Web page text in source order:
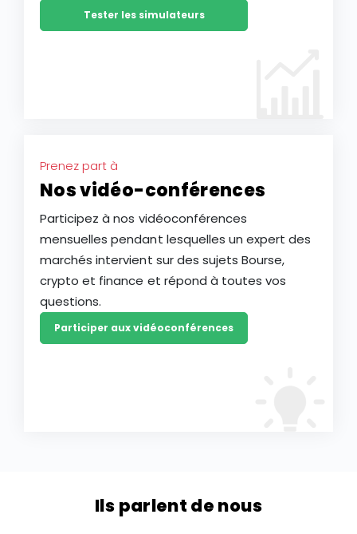
Tester les simulateurs
Prenez part à
Nos vidéo-conférences
Participez à nos vidéoconférences
mensuelles pendant lesquelles un expert des
marchés intervient sur des sujets Bourse,
crypto et finance et répond à toutes vos
questions.
Participer aux vidéoconférences
Ils parlent de nous